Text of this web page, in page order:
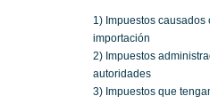
1) Impuestos causados
importación
2) Impuestos
autoridades
3) Impuestos que